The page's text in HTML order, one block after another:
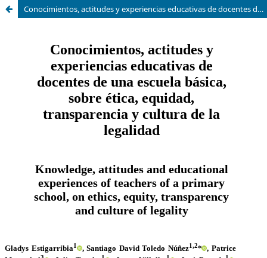
Conocimientos, actitudes y experiencias educativas de docentes de una escuela básica, sobre ética, equidad, transparencia y cultura de la legalidad